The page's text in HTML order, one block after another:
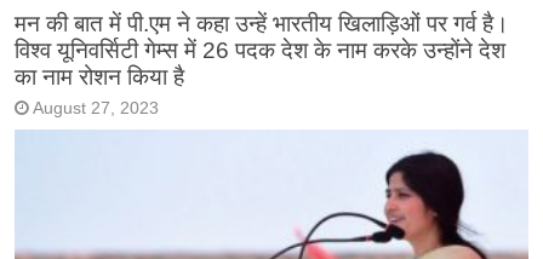
मन की बात में पी.एम ने कहा उन्हें भारतीय खिलाड़िओं पर गर्व है।
विश्व यूनिवर्सिटी गेम्स में 26 पदक देश के नाम करके उन्होंने देश
का नाम रोशन किया है
August 27, 2023